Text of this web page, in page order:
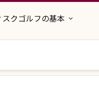
スクゴルフの基本